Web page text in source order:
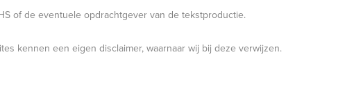
of de eventuele opdrachtgever van de tekstproductie.
kennen een eigen disclaimer, waarnaar wij bij deze verwijzen.